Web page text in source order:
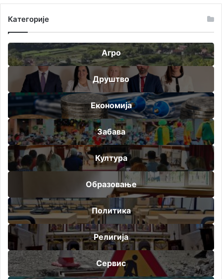
Категорије
Агро
Друштво
Економија
Забава
Култура
Образовање
Политика
Религија
Сервис